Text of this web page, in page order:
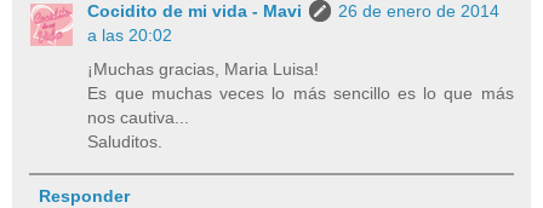
Cocidito de mi vida - Mavi
26 de enero de 2014
a las 20:02
¡Muchas gracias, Maria Luisa!
Es que muchas veces lo más sencillo es lo que más
nos cautiva...
Saluditos.
Responder